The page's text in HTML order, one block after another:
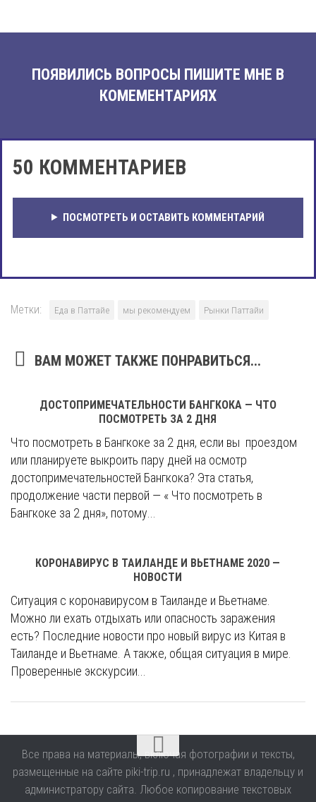
ПОЯВИЛИСЬ ВОПРОСЫ ПИШИТЕ МНЕ В
КОМЕМЕНТАРИЯХ
50 КОММЕНТАРИЕВ
ПОСМОТРЕТЬ И ОСТАВИТЬ КОММЕНТАРИЙ
Метки: Еда в Паттайе мы рекомендуем Рынки Паттайи
ВАМ МОЖЕТ ТАКЖЕ ПОНРАВИТЬСЯ...
ДОСТОПРИМЕЧАТЕЛЬНОСТИ БАНГКОКА — ЧТО
ПОСМОТРЕТЬ ЗА 2 ДНЯ
Что посмотреть в Бангкоке за 2 дня, если вы проездом
или планируете выкроить пару дней на осмотр
достопримечательностей Бангкока? Эта статья,
продолжение части первой — « Что посмотреть в
Бангкоке за 2 дня», потому...
КОРОНАВИРУС В ТАИЛАНДЕ И ВЬЕТНАМЕ 2020 —
НОВОСТИ
Ситуация с коронавирусом в Таиланде и Вьетнаме.
Можно ли ехать отдыхать или опасность заражения
есть? Последние новости про новый вирус из Китая в
Таиланде и Вьетнаме. А также, общая ситуация в мире.
Проверенные экскурсии...
Все права на материалы, включая фотографии и тексты,
размещенные на сайте piki-trip.ru , принадлежат владельцу и
администратору сайта. Любое копирование текстовых